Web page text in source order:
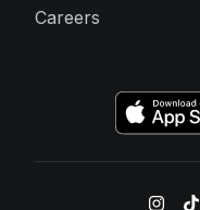
Careers